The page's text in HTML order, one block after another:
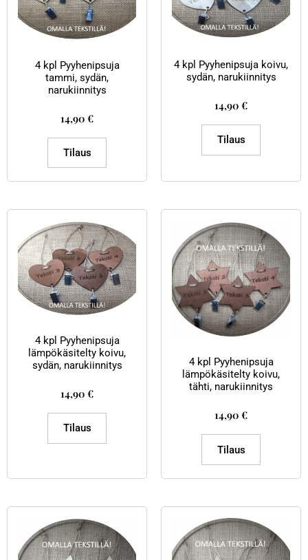
4 kpl Pyyhenipsuja
tammi, sydän,
narukiinnitys
14,90 €
Tilaus
4 kpl Pyyhenipsuja koivu,
sydän, narukiinnitys
14,90 €
Tilaus
4 kpl Pyyhenipsuja
lämpökäsitelty koivu,
sydän, narukiinnitys
14,90 €
Tilaus
4 kpl Pyyhenipsuja
lämpökäsitelty koivu,
tähti, narukiinnitys
14,90 €
Tilaus